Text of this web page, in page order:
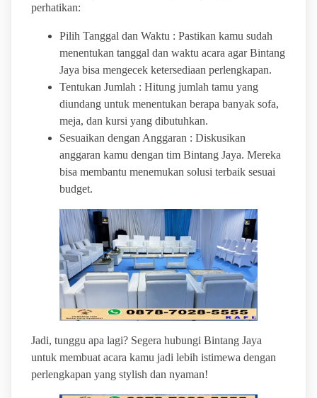
perhatikan:
Pilih Tanggal dan Waktu : Pastikan kamu sudah
menentukan tanggal dan waktu acara agar Bintang
Jaya bisa mengecek ketersediaan perlengkapan.
Tentukan Jumlah : Hitung jumlah tamu yang
diundang untuk menentukan berapa banyak sofa,
meja, dan kursi yang dibutuhkan.
Sesuaikan dengan Anggaran : Diskusikan
anggaran kamu dengan tim Bintang Jaya. Mereka
bisa membantu menemukan solusi terbaik sesuai
budget.
Jadi, tunggu apa lagi? Segera hubungi Bintang Jaya
untuk membuat acara kamu jadi lebih istimewa dengan
perlengkapan yang stylish dan nyaman!